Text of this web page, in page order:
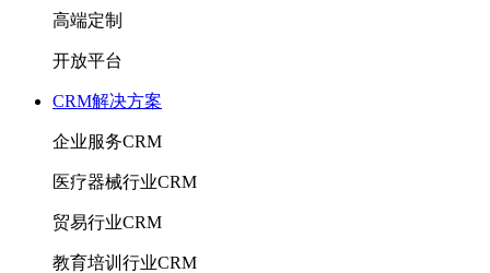
高端定制
开放平台
CRM解决方案
企业服务CRM
医疗器械行业CRM
贸易行业CRM
教育培训行业CRM